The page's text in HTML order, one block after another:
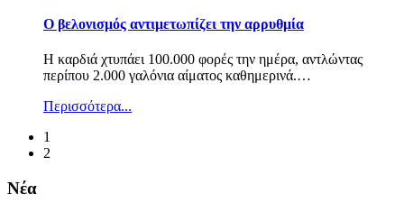
Ο βελονισμός αντιμετωπίζει την αρρυθμία
Η καρδιά χτυπάει 100.000 φορές την ημέρα, αντλώντας
περίπου 2.000 γαλόνια αίματος καθημερινά.…
Περισσότερα...
1
2
Νέα